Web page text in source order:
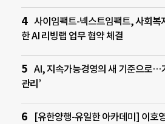
사이임팩트-넥스트임팩트, 사회복
한 AI 리빙랩 업무 협약 체결
AI, 지속가능경영의 새 기준으로…
관리’
[유한양행-유일한 아카데미] 이호